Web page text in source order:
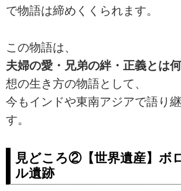
で物語は締めくくられます。
この物語は、
夫婦の愛・兄弟の絆・正義とは
想の生き方の物語として、
今もインドや東南アジアで語り
す。
見どころ②【世界遺産】ボ
ル遺跡